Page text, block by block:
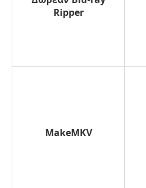
Ripper
MakeMKV